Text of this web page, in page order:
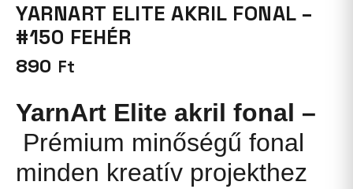
YARNART ELITE AKRIL FONAL –
#150 FEHÉR
890 Ft
YarnArt Elite akril fonal –
Prémium minőségű fonal
minden kreatív projekthez